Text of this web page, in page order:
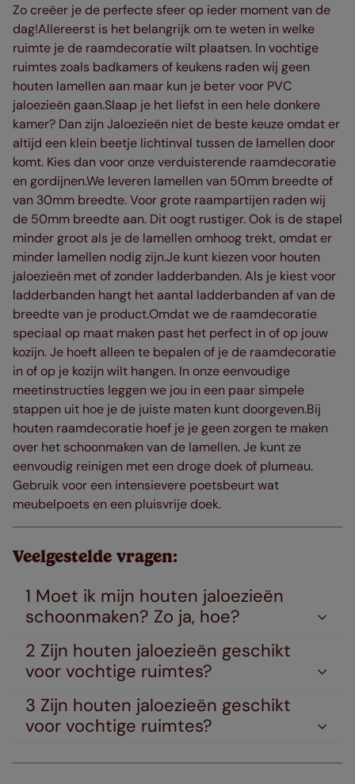
Zo creëer je de perfecte sfeer op ieder moment van de
dag!Allereerst is het belangrijk om te weten in welke
ruimte je de raamdecoratie wilt plaatsen. In vochtige
ruimtes zoals badkamers of keukens raden wij geen
houten lamellen aan maar kun je beter voor PVC
jaloezieën gaan.Slaap je het liefst in een hele donkere
kamer? Dan zijn Jaloezieën niet de beste keuze omdat er
altijd een klein beetje lichtinval tussen de lamellen door
komt. Kies dan voor onze verduisterende raamdecoratie
en gordijnen.We leveren lamellen van 50mm breedte of
van 30mm breedte. Voor grote raampartijen raden wij
de 50mm breedte aan. Dit oogt rustiger. Ook is de stapel
minder groot als je de lamellen omhoog trekt, omdat er
minder lamellen nodig zijn.Je kunt kiezen voor houten
jaloezieën met of zonder ladderbanden. Als je kiest voor
ladderbanden hangt het aantal ladderbanden af van de
breedte van je product.Omdat we de raamdecoratie
speciaal op maat maken past het perfect in of op jouw
kozijn. Je hoeft alleen te bepalen of je de raamdecoratie
in of op je kozijn wilt hangen. In onze eenvoudige
meetinstructies leggen we jou in een paar simpele
stappen uit hoe je de juiste maten kunt doorgeven.Bij
houten raamdecoratie hoef je je geen zorgen te maken
over het schoonmaken van de lamellen. Je kunt ze
eenvoudig reinigen met een droge doek of plumeau.
Gebruik voor een intensievere poetsbeurt wat
meubelpoets en een pluisvrije doek.
Veelgestelde vragen:
1 Moet ik mijn houten jaloezieën
schoonmaken? Zo ja, hoe?
2 Zijn houten jaloezieën geschikt
voor vochtige ruimtes?
3 Zijn houten jaloezieën geschikt
voor vochtige ruimtes?